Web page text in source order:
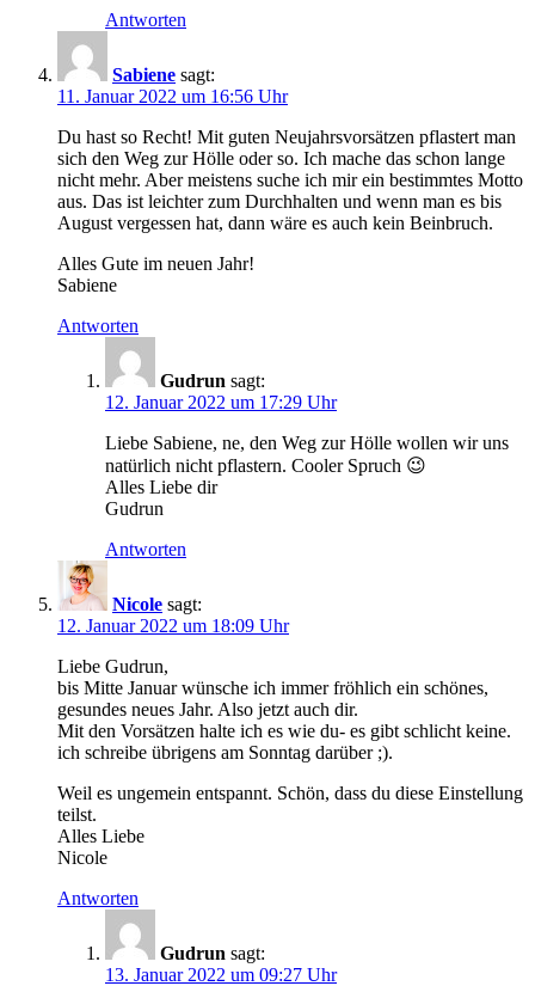
Antworten
Sabiene sagt:
11. Januar 2022 um 16:56 Uhr
Du hast so Recht! Mit guten Neujahrsvorsätzen pflastert man
sich den Weg zur Hölle oder so. Ich mache das schon lange
nicht mehr. Aber meistens suche ich mir ein bestimmtes Motto
aus. Das ist leichter zum Durchhalten und wenn man es bis
August vergessen hat, dann wäre es auch kein Beinbruch.
Alles Gute im neuen Jahr!
Sabiene
Antworten
Gudrun sagt:
12. Januar 2022 um 17:29 Uhr
Liebe Sabiene, ne, den Weg zur Hölle wollen wir uns
natürlich nicht pflastern. Cooler Spruch 😉
Alles Liebe dir
Gudrun
Antworten
Nicole sagt:
12. Januar 2022 um 18:09 Uhr
Liebe Gudrun,
bis Mitte Januar wünsche ich immer fröhlich ein schönes,
gesundes neues Jahr. Also jetzt auch dir.
Mit den Vorsätzen halte ich es wie du- es gibt schlicht keine.
ich schreibe übrigens am Sonntag darüber ;).
Weil es ungemein entspannt. Schön, dass du diese Einstellung
teilst.
Alles Liebe
Nicole
Antworten
Gudrun sagt:
13. Januar 2022 um 09:27 Uhr